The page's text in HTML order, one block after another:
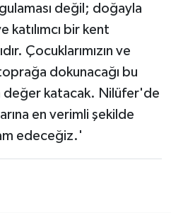
değil; doğayla
katılımcı bir kent
Çocuklarımızın ve
dokunacağı bu
değer katacak. Nilüfer'de
en verimli şekilde
edeceğiz.'